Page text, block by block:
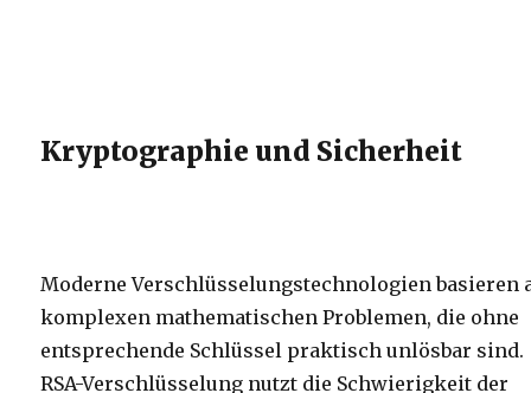
Kryptographie und Sicherheit
Moderne Verschlüsselungstechnologien basieren
komplexen mathematischen Problemen, die ohne
entsprechende Schlüssel praktisch unlösbar sind.
RSA-Verschlüsselung nutzt die Schwierigkeit der